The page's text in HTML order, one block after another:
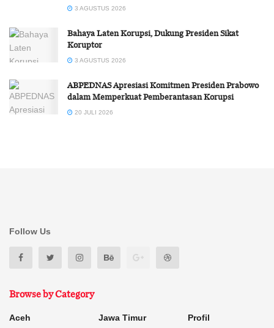
3 AGUSTUS 2026
Bahaya Laten Korupsi, Dukung Presiden Sikat
Koruptor
3 AGUSTUS 2026
ABPEDNAS Apresiasi Komitmen Presiden Prabowo
dalam Memperkuat Pemberantasan Korupsi
20 JULI 2026
Follow Us
Browse by Category
Aceh
Jawa Timur
Profil